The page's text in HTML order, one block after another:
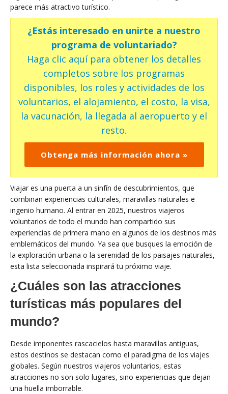
parece más atractivo turístico.
¿Estás interesado en unirte a nuestro
programa de voluntariado?
Haga clic aquí para obtener los detalles
completos sobre los programas
disponibles, los roles y actividades de los
voluntarios, el alojamiento, el costo, la visa,
la vacunación, la llegada al aeropuerto y el
resto.
Obtenga más información ahora »
Viajar es una puerta a un sinfín de descubrimientos, que
combinan experiencias culturales, maravillas naturales e
ingenio humano. Al entrar en 2025, nuestros viajeros
voluntarios de todo el mundo han compartido sus
experiencias de primera mano en algunos de los destinos más
emblemáticos del mundo. Ya sea que busques la emoción de
la exploración urbana o la serenidad de los paisajes naturales,
esta lista seleccionada inspirará tu próximo viaje.
¿Cuáles son las atracciones
turísticas más populares del
mundo?
Desde imponentes rascacielos hasta maravillas antiguas,
estos destinos se destacan como el paradigma de los viajes
globales. Según nuestros viajeros voluntarios, estas
atracciones no son solo lugares, sino experiencias que dejan
una huella imborrable.